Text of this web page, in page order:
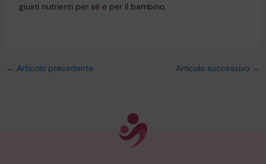
giusti nutrienti per sé e per il bambino.
← Articolo precedente Articolo successivo →